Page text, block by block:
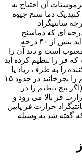
آن احتیاج به
دما سنج جیوه
فر گذاشته و درجه فر را روی ۱۸۰ درجه سانتیگراد
دقیقه اختلاف درجه ای که دماسنج
نشان می دهد با آنچه که فر را تنظیم کرده اید بیش از ۴۰ درجه
است و باید آن را
فر را تنظیم کرده اید
را به طرف زیاد یا
کم بچرخانید.هر یک چهارم دور که پیچ تنظیم را بچرخانید در حدود ۱۵
پیچ تنظیم را در
گراد حرارت فر بالا می رود و
شود ۱۵ درجه سانتیگراد حرارت فر پایین
گفته شد به وسیله